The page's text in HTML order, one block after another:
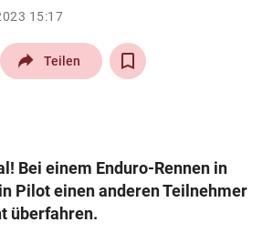
arrow_right
15:17
Teilen
Bei einem Enduro-Rennen in
Pilot einen anderen Teilnehmer
überfahren.